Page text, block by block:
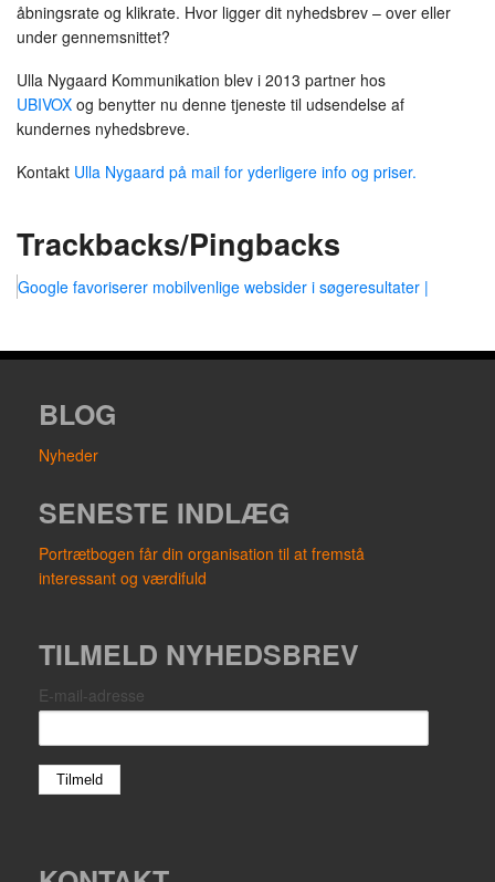
åbningsrate og klikrate. Hvor ligger dit nyhedsbrev – over eller
under gennemsnittet?
Ulla Nygaard Kommunikation blev i 2013 partner hos
UBIVOX og benytter nu denne tjeneste til udsendelse af
kundernes nyhedsbreve.
Kontakt Ulla Nygaard på mail for yderligere info og priser.
Trackbacks/Pingbacks
Google favoriserer mobilvenlige websider i søgeresultater |
BLOG
Nyheder
SENESTE INDLÆG
Portrætbogen får din organisation til at fremstå
interessant og værdifuld
TILMELD NYHEDSBREV
E-mail-adresse